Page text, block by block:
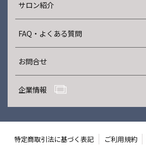
サロン紹介
FAQ・よくある質問
お問合せ
企業情報
特定商取引法に基づく表記 ご利用規約